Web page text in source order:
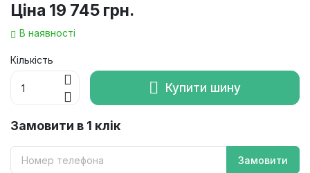
Ціна 19 745 грн.
В наявності
Кількість
Купити шину
Замовити в 1 клік
Замовити